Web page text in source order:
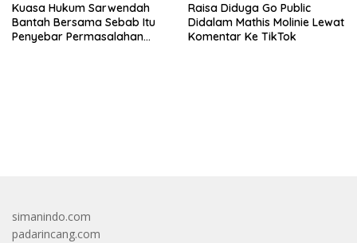
Kuasa Hukum Sarwendah
Bantah Bersama Sebab Itu
Penyebar Permasalahan
Raisa Diduga Go Public
Didalam Mathis Molinie Lewat
Komentar Ke TikTok
simanindo.com
padarincang.com